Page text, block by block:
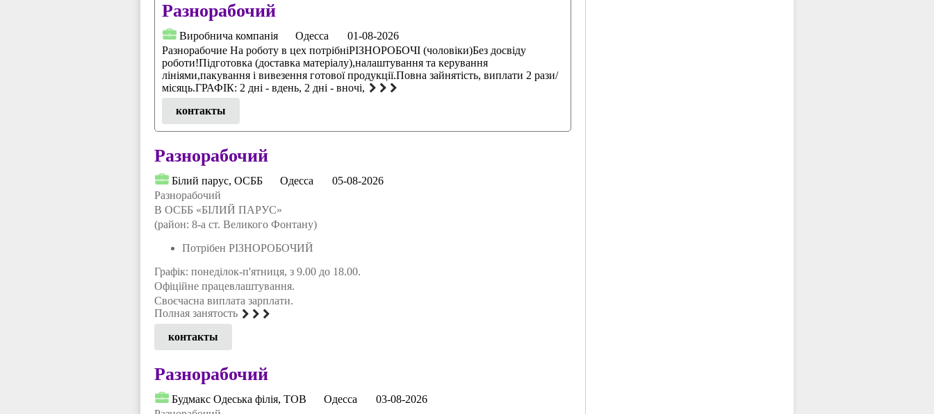
Разнорабочий
Виробнича компанія Одесса
01-08-2026
Разнорабочие На роботу в цех потрібніРІЗНОРОБОЧІ (чоловіки)Без досвіду
роботи!Підготовка (доставка матеріалу),налаштування та керування
лініями,пакування і вивезення готової продукції.Повна зайнятість, виплати 2 рази/
місяць.ГРАФІК: 2 дні - вдень, 2 дні - вночі,
контакты
Разнорабочий
Бiлий парус, ОСББ Одесса
05-08-2026
Разнорабочий
В ОСББ «БІЛИЙ ПАРУС»
(район: 8-а ст. Великого Фонтану)
Потрібен РІЗНОРОБОЧИЙ
Графік: понеділок-п'ятниця, з 9.00 до 18.00.
Офіційне працевлаштування.
Своєчасна виплата зарплати.
Полная занятость
контакты
Разнорабочий
Будмакс Одеська фiлiя, ТОВ Одесса
03-08-2026